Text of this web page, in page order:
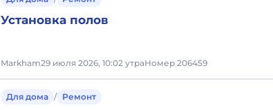
Установка полов
Markham29 июля 2026, 10:02 утраНомер 206459
Для дома / Ремонт